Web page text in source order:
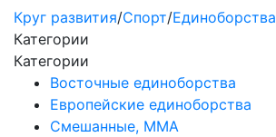
Круг развития/Спорт/Единоборства
Категории
Категории
Восточные единоборства
Европейские единоборства
Смешанные, ММА